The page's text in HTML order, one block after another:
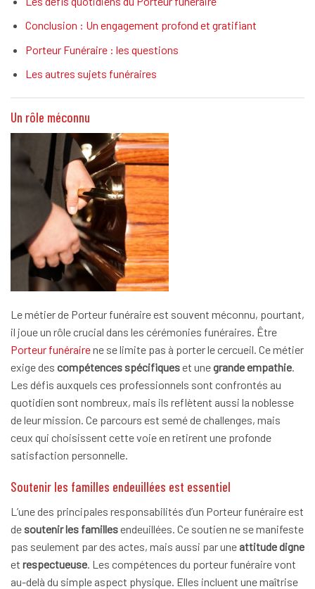
Conclusion : Un engagement profond et gratifiant
Porteur Funéraire : les questions
Les autres sujets funéraires
Un rôle méconnu
Le métier de Porteur funéraire est souvent méconnu, pourtant,
il joue un rôle crucial dans les cérémonies funéraires. Être
Porteur funérairene se limite pas à porter le cercueil. Ce métier
exige des compétences spécifiqueset unegrande empathie.
Les défis auxquels ces professionnels sont confrontés au
quotidien sont nombreux, mais ils reflètent aussi la noblesse
de leur mission. Ce parcours est semé de challenges, mais
ceux qui choisissent cette voie en retirent une profonde
satisfaction personnelle.
Soutenir les familles endeuillées est essentiel
L’une des principales responsabilités d’un Porteur funéraire est
de soutenir les famillesendeuillées. Ce soutien ne se manifeste
pas seulement par des actes, mais aussi par une attitude digne
et respectueuse. Les compétences du porteur funéraire vont
au-delà du simple aspect physique. Elles incluent une maîtrise